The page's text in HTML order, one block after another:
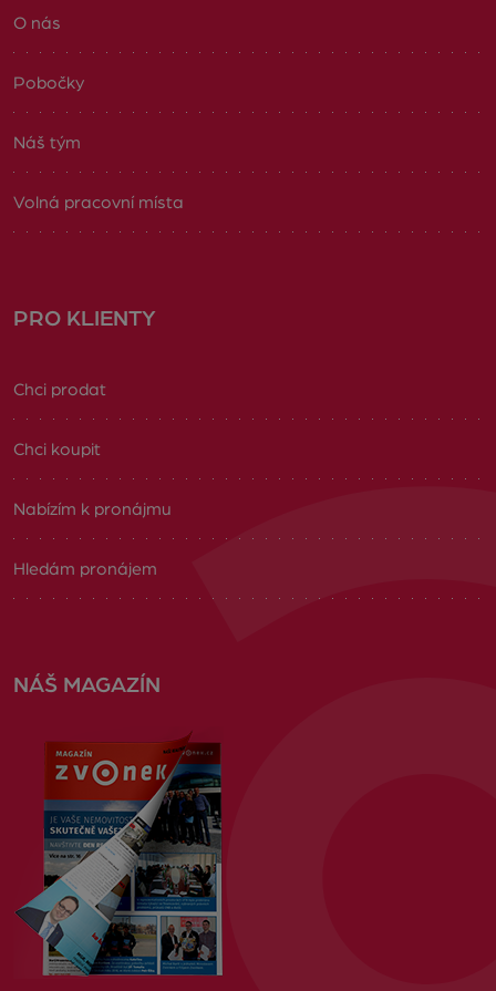
O nás
Pobočky
Náš tým
Volná pracovní místa
PRO KLIENTY
Chci prodat
Chci koupit
Nabízím k pronájmu
Hledám pronájem
NÁŠ MAGAZÍN